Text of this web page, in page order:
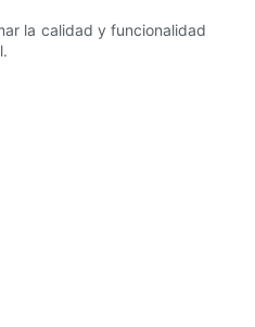
la calidad y funcionalidad